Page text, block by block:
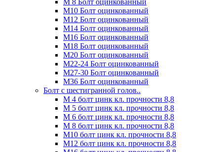
М 8 Болт оцинкованный
М10 Болт оцинкованный
М12 Болт оцинкованный
М14 Болт оцинкованный
М16 Болт оцинкованный
М18 Болт оцинкованный
М20 Болт оцинкованный
М22-24 Болт оцинкованный
М27-30 Болт оцинкованный
М36 Болт оцинкованный
Болт с шестигранной голов..
М 4 болт цинк кл. прочности 8,8
М 5 болт цинк кл. прочности 8,8
М 6 болт цинк кл. прочности 8,8
М 8 болт цинк кл. прочности 8,8
М10 болт цинк кл. прочности 8,8
М12 болт цинк кл. прочности 8,8